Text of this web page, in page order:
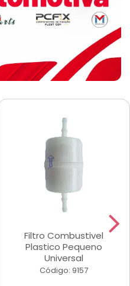
Filtro Combustivel
Plastico Pequeno
Universal
Código: 9157